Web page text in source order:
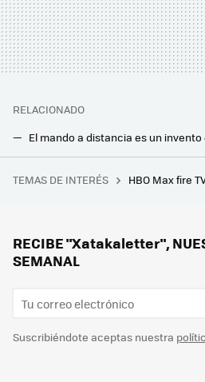
RELACIONADO
TEMAS DE INTERÉS HBO Max fire
RECIBE "Xatakaletter",
SEMANAL
Suscribiéndote aceptas nuestra